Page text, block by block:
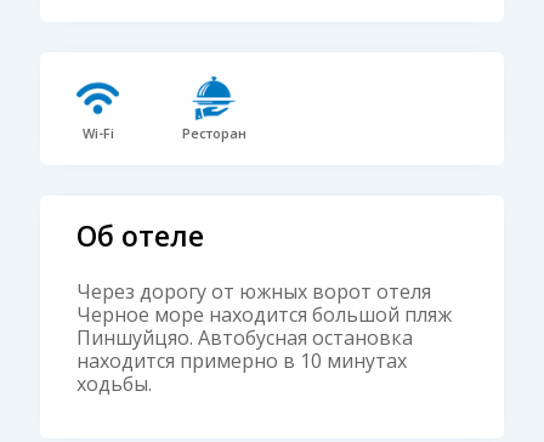
Wi-Fi Ресторан
Об отеле
Через дорогу от южных ворот отеля
Черное море находится большой пляж
Пиншуйцяо. Автобусная остановка
находится примерно в 10 минутах
ходьбы.